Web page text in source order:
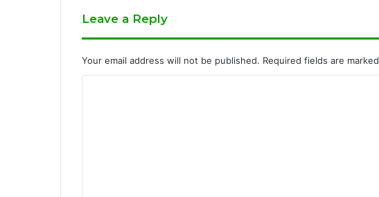
Leave a Reply
Your email address will not be published. Required fields are marked